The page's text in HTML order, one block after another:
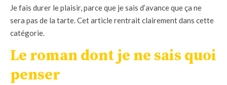
Je fais durer le plaisir, parce que je sais d’avance que ça ne
sera pas de la tarte. Cet article rentrait clairement dans cette
catégorie.
Le roman dont je ne sais quoi
penser